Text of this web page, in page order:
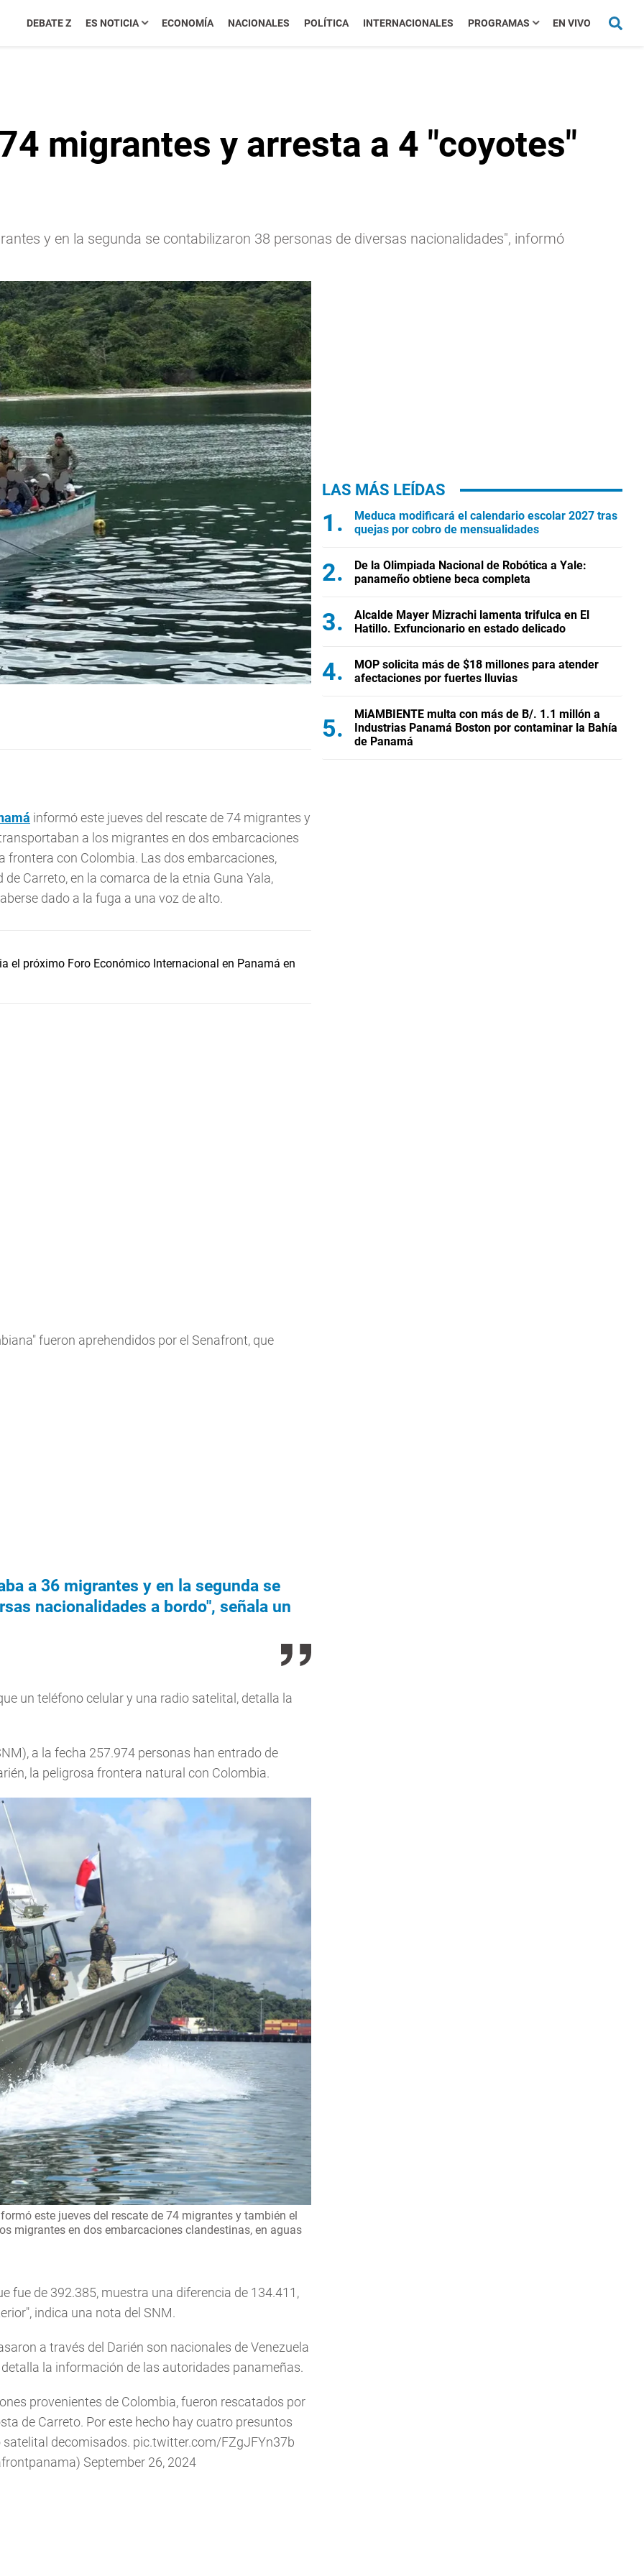
DEBATE Z ES NOTICIA ECONOMÍA NACIONALES POLÍTICA INTERNACIONALES PROGRAMAS EN VIVO
migrantes y arresta a 4 "coyotes"
y en la segunda se contabilizaron 38 personas de diversas nacionalidades", informó
informó este jueves del rescate de 74 migrantes y
a los migrantes en dos embarcaciones
frontera con Colombia. Las dos embarcaciones,
Carreto, en la comarca de la etnia Guna Yala,
dado a la fuga a una voz de alto.
el próximo Foro Económico Internacional en Panamá en
fueron aprehendidos por el Senafront, que
a 36 migrantes y en la segunda se
nacionalidades a bordo", señala un
un teléfono celular y una radio satelital, detalla la
a la fecha 257.974 personas han entrado de
la peligrosa frontera natural con Colombia.
este jueves del rescate de 74 migrantes y también el
migrantes en dos embarcaciones clandestinas, en aguas
fue de 392.385, muestra una diferencia de 134.411,
indica una nota del SNM.
a través del Darién son nacionales de Venezuela
la información de las autoridades panameñas.
provenientes de Colombia, fueron rescatados por
de Carreto. Por este hecho hay cuatro presuntos
decomisados. pic.twitter.com/FZgJFYn37b
September 26, 2024
LAS MÁS LEÍDAS
Meduca modificará el calendario escolar 2027 tras
quejas por cobro de mensualidades
De la Olimpiada Nacional de Robótica a Yale:
panameño obtiene beca completa
Alcalde Mayer Mizrachi lamenta trifulca en El
Hatillo. Exfuncionario en estado delicado
MOP solicita más de $18 millones para atender
afectaciones por fuertes lluvias
MiAMBIENTE multa con más de B/. 1.1 millón a
Industrias Panamá Boston por contaminar la Bahía
de Panamá